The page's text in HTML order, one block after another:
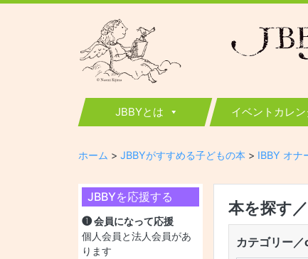
JBBY
日本国際児童図書評議会
JBBYとは イベントカレン
ホーム > JBBYがすすめる子どもの本 > IBBY オナ
JBBYを応援する
❶ 会員になって応援
個人会員と法人会員があ
ります
本を探す
カテゴリー